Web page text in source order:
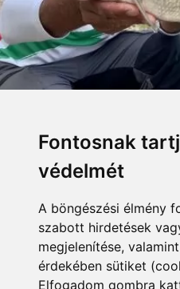
Fontosnak
védelmét
A böngészési élmény
szabott hirdetések
megjelenítése,
érdekében sütiket
Elfogadom gombra